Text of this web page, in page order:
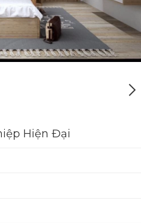
Hiện Đại